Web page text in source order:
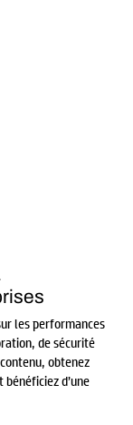
les performances
de sécurité
obtenez
d’une